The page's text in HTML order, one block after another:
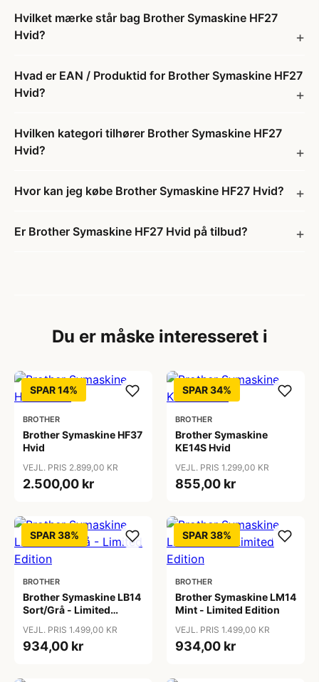
Hvilket mærke står bag Brother Symaskine HF27
Hvid?
Hvad er EAN / Produktid for Brother Symaskine HF27
Hvid?
Hvilken kategori tilhører Brother Symaskine HF27
Hvid?
Hvor kan jeg købe Brother Symaskine HF27 Hvid?
Er Brother Symaskine HF27 Hvid på tilbud?
Du er måske interesseret i
SPAR 14%
BROTHER
Brother Symaskine HF37
Hvid
VEJL. PRIS 2.899,00 KR
2.500,00 kr
SPAR 34%
BROTHER
Brother Symaskine
KE14S Hvid
VEJL. PRIS 1.299,00 KR
855,00 kr
SPAR 38%
BROTHER
Brother Symaskine LB14
Sort/Grå - Limited
VEJL. PRIS 1.499,00 KR
934,00 kr
SPAR 38%
BROTHER
Brother Symaskine LM14
Mint - Limited Edition
VEJL. PRIS 1.499,00 KR
934,00 kr